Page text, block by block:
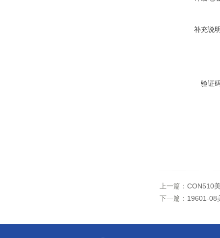
补充说
验证
上一篇： CON510
下一篇： 19601-08